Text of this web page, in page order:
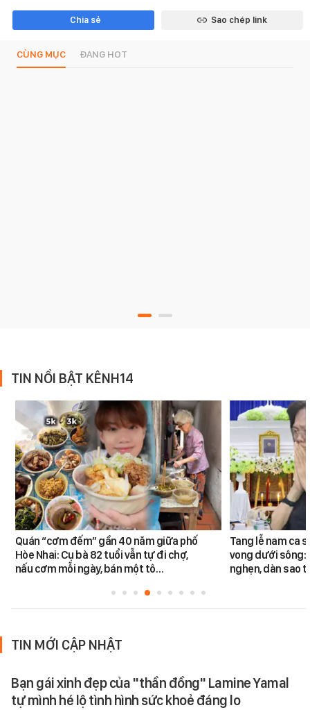
Chia sẻ Sao chép link
CÙNG MỤC ĐANG HOT
TIN NỔI BẬT KÊNH14
Quán “cơm đếm” gần 40 năm giữa phố
Hòe Nhai: Cụ bà 82 tuổi vẫn tự đi chợ,
nấu cơm mỗi ngày, bán một tô…
Tang lễ nam ca
vong dưới sông:
nghẹn, dàn sao
TIN MỚI CẬP NHẬT
Bạn gái xinh đẹp của "thần đồng" Lamine Yamal
tự mình hé lộ tình hình sức khoẻ đáng lo